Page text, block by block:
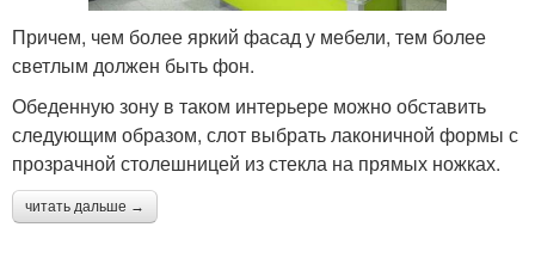
Причем, чем более яркий фасад у мебели, тем более
светлым должен быть фон.
Обеденную зону в таком интерьере можно обставить
следующим образом, слот выбрать лаконичной формы с
прозрачной столешницей из стекла на прямых ножках.
читать дальше →